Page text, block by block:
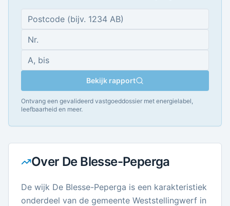
Bekijk rapport
Ontvang een gevalideerd vastgoeddossier met energielabel,
leefbaarheid en meer.
Over De Blesse-Peperga
De wijk De Blesse-Peperga is een karakteristiek
onderdeel van de gemeente Weststellingwerf in